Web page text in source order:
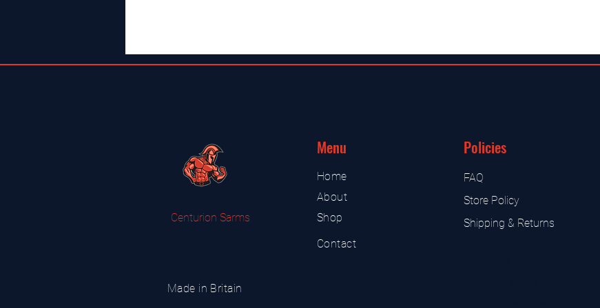
Centurion Sarms
Made in Britain
Menu
Home
About
Shop
Contact
Policies
FAQ
Store Policy
Shipping & Returns